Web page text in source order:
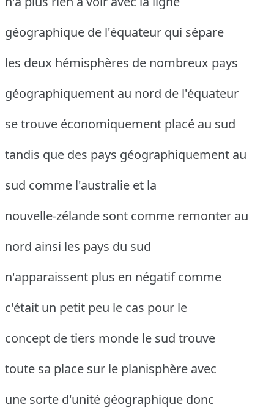
géographique de l'équateur qui sépare
les deux hémisphères de nombreux pays
géographiquement au nord de l'équateur
se trouve économiquement placé au sud
tandis que des pays géographiquement au
sud comme l'australie et la
nouvelle-zélande sont comme remonter au
nord ainsi les pays du sud
n'apparaissent plus en négatif comme
c'était un petit peu le cas pour le
concept de tiers monde le sud trouve
toute sa place sur le planisphère avec
une sorte d'unité géographique donc